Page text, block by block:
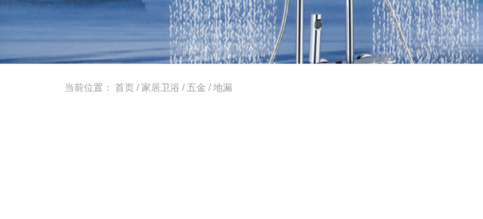
当前位置： 首页/ 家居卫浴 / 五金 / 地漏